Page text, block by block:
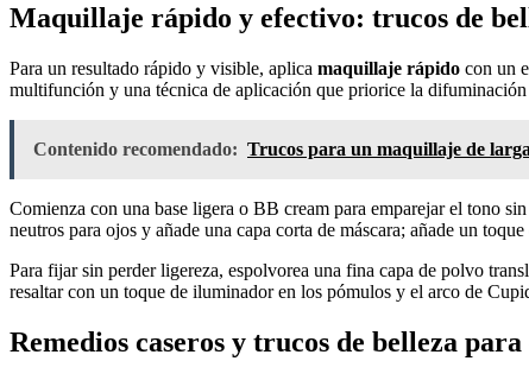
Maquillaje rápido y efectivo: trucos de
Para un resultado rápido y visible, aplica maquillaje rápido con un
multifunción y una técnica de aplicación que priorice la
Contenido recomendado: Trucos para un maquillaje de
Comienza con una base ligera o BB cream para emparejar el tono
neutros para ojos y añade una capa corta de máscara; añade un
Para fijar sin perder ligereza, espolvorea una fina capa de polvo
resaltar con un toque de iluminador en los pómulos y el arco de
Remedios caseros y trucos de belleza